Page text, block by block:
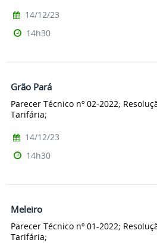
14/12/23
14h30
Grão Pará
Parecer Técnico nº 02-2022;
Tarifária;
14/12/23
14h30
Meleiro
Parecer Técnico nº 01-2022;
Tarifária;